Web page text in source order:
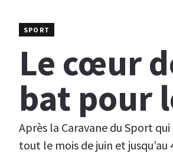
Le cœur
bat pour
Après la Caravane du Sport
tout le mois de juin et
SPORT